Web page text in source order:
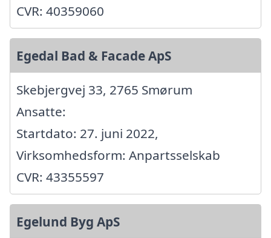
CVR: 40359060
Egedal Bad & Facade ApS
Skebjergvej 33, 2765 Smørum
Ansatte:
Startdato: 27. juni 2022,
Virksomhedsform: Anpartsselskab
CVR: 43355597
Egelund Byg ApS